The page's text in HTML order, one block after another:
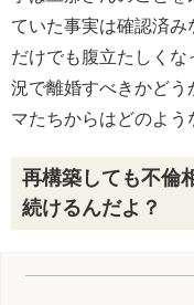
ていた事実は確認済
だけでも腹立たしく
況で離婚すべきかど
マたちからはどのよう
再構築しても不倫
続けるんだよ？